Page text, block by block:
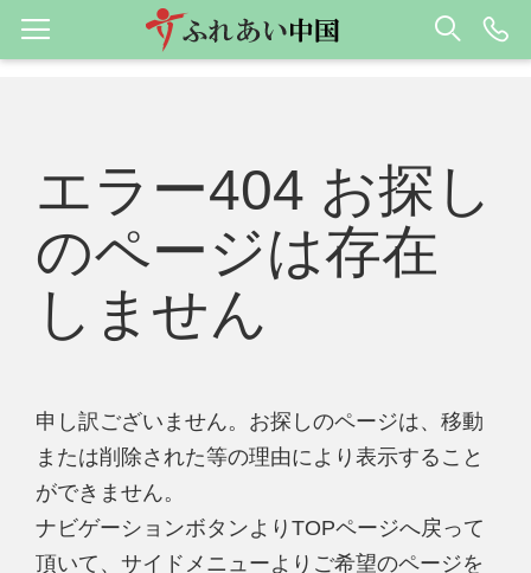
エラー404 お探し
のページは存在
しません
申し訳ございません。お探しのページは、移動
または削除された等の理由により表示すること
ができません。
ナビゲーションボタンよりTOPページへ戻って
頂いて、サイドメニューよりご希望のページを